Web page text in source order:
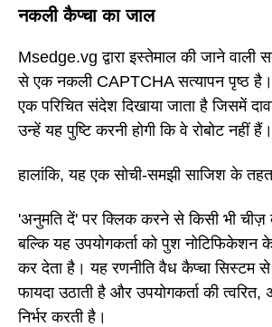
नकली कैप्चा का जाल
Msedge.vg द्वारा इस्तेमाल की जाने वाली
से एक नकली CAPTCHA सत्यापन पृष्ठ है।
एक परिचित संदेश दिखाया जाता है जिसमें
उन्हें यह पुष्टि करनी होगी कि वे रोबोट नहीं हैं।
हालांकि, यह एक सोची-समझी साजिश के तहत
'अनुमति दें' पर क्लिक करने से किसी भी चीज़
बल्कि यह उपयोगकर्ता को पुश नोटिफिकेशन
कर देता है। यह रणनीति वैध कैप्चा सिस्टम से
फायदा उठाती है और उपयोगकर्ता की
निर्भर करती है।